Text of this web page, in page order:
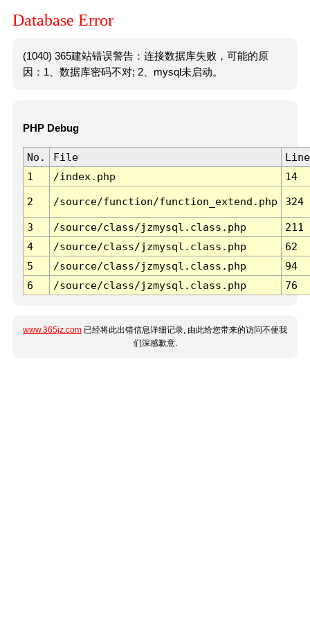
Database Error
(1040) 365建站错误警告：连接数据库失败，可能的原
因：1、数据库密码不对; 2、mysql未启动。
PHP Debug
No. File
Line
1
/index.php 14
2 /source/function/function_extend.php 324
3 /source/class/jzmysql.class.php
211
4
/source/class/jzmysql.class.php
62
5
/source/class/jzmysql.class.php
94
6
/source/class/jzmysql.class.php 76
www.365jz.com 已经将此出错信息详细记录, 由此给您带来的访问不便我
们深感歉意.